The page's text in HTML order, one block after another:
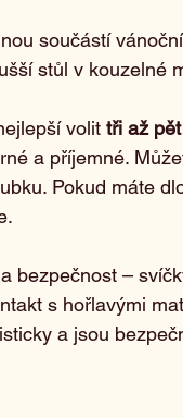
součástí
stůl v kouzelné
volit tři až
a příjemné.
Pokud máte
bezpečnost –
s hořlavými
a jsou